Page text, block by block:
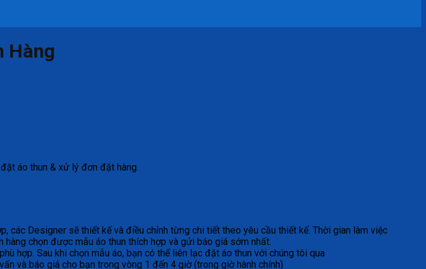
Hàng
áo thun & xử lý đơn đặt hàng.
các Designer sẽ thiết kế và điều chỉnh từng chi tiết theo yêu cầu thiết kế. Thời gian làm việc
chọn được mẫu áo thun thích hợp và gửi báo giá sớm nhất.
hợp. Sau khi chọn mẫu áo, bạn có thể liên lạc đặt áo thun với chúng tôi qua
và báo giá cho bạn trong vòng 1 đến 4 giờ (trong giờ hành chính)